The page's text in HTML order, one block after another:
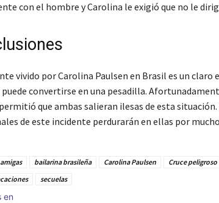
con el hombre y Carolina le exigió que no le
vivido por Carolina Paulsen en Brasil es un claro
puede convertirse en una pesadilla.
que ambas salieran ilesas de esta
de este incidente perdurarán en ellas por
amigas bailarina brasileña Carolina Paulsen Cruce peligroso
secuelas
en